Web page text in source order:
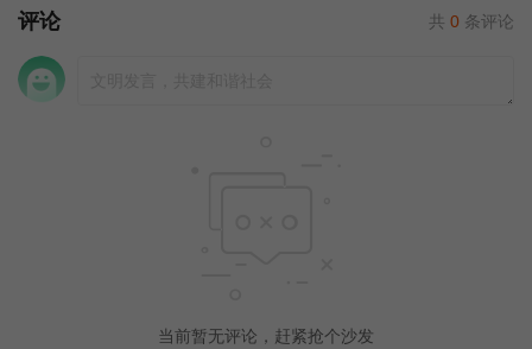
评论 共 0 条评论
当前暂无评论，赶紧抢个沙发